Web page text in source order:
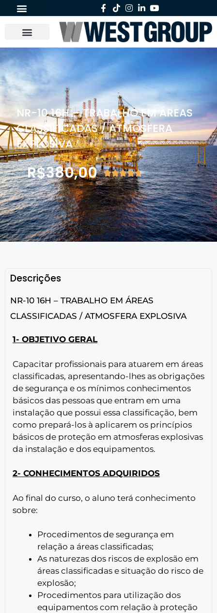
NR-10 16H – TRABALHO EM ÁREAS
CLASSIFICADAS / ATMOSFERA
EXPLOSIVA
R$380,00
Descrições
NR-10 16H – TRABALHO EM ÁREAS
CLASSIFICADAS / ATMOSFERA EXPLOSIVA
1- OBJETIVO GERAL
Capacitar profissionais para atuarem em áreas
classificadas, apresentando-lhes as obrigações
de segurança e os mínimos conhecimentos
básicos das pessoas que entram em uma
instalação que possui essa classificação, bem
como prepará-los à aplicarem os princípios
básicos de proteção em atmosferas explosivas
da instalação e dos equipamentos.
2- CONHECIMENTOS ADQUIRIDOS
Ao final do curso, o aluno terá conhecimento
sobre:
Procedimentos de segurança em
relação a áreas classificadas;
As naturezas dos riscos de explosão em
áreas classificadas e situação do risco de
explosão;
Procedimentos para utilização dos
equipamentos com relação à proteção